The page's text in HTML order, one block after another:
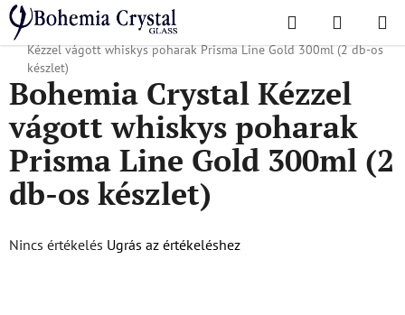
Ugrás
fő
tartalomhoz
Keresés KOSÁR
Kezdőlap
/ Népszerű kollekciók / Prisma vonal arany
Bohemia Crystal
Kézzel vágott whiskys poharak Prisma Line Gold 300ml (2 db-os
készlet)
Bohemia Crystal Kézzel
vágott whiskys poharak
Prisma Line Gold 300ml (2
db-os készlet)
A
Nincs értékelés Ugrás az értékeléshez